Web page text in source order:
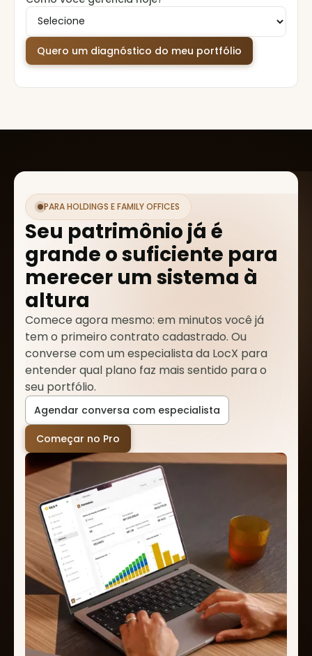
PARA HOLDINGS E FAMILY OFFICES
Seu patrimônio já é
grande o suficiente para
merecer um sistema à
altura
Comece agora mesmo: em minutos você já
tem o primeiro contrato cadastrado. Ou
converse com um especialista da LocX para
entender qual plano faz mais sentido para o
seu portfólio.
Agendar conversa com especialista
Começar no Pro